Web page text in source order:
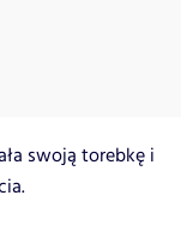
swoją torebkę i